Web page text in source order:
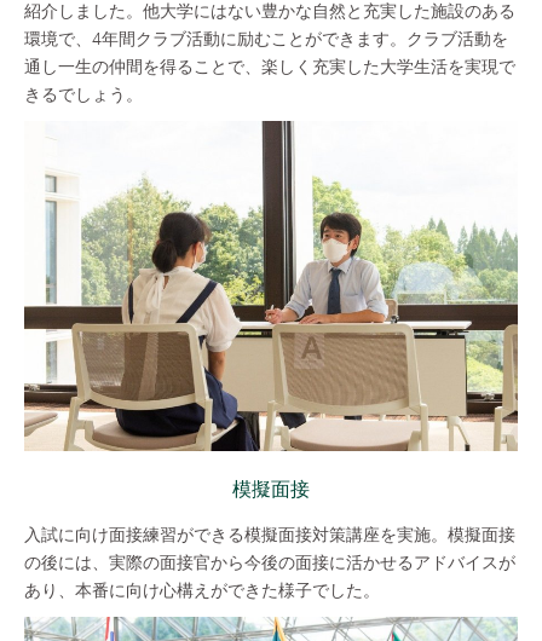
紹介しました。他大学にはない豊かな自然と充実した施設のある
環境で、4年間クラブ活動に励むことができます。クラブ活動を
通し一生の仲間を得ることで、楽しく充実した大学生活を実現で
きるでしょう。
模擬面接
入試に向け面接練習ができる模擬面接対策講座を実施。模擬面接
の後には、実際の面接官から今後の面接に活かせるアドバイスが
あり、本番に向け心構えができた様子でした。